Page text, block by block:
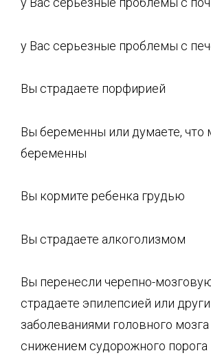
у Вас серьезные проблемы с
Вы страдаете порфирией
Вы беременны или думаете, что
беременны
Вы кормите ребенка грудью
Вы страдаете алкоголизмом
Вы перенесли черепно-
страдаете эпилепсией или
заболеваниями головного мозга
снижением судорожного порога